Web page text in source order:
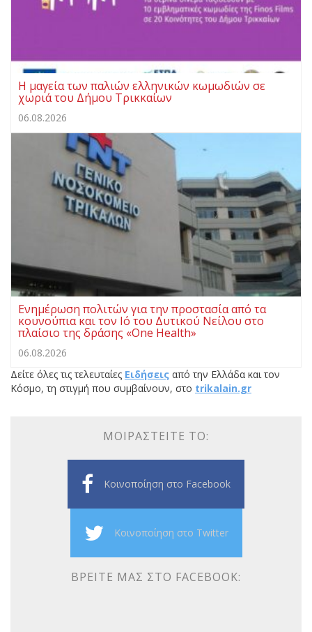
Η μαγεία των παλιών ελληνικών κωμωδιών σε
χωριά του Δήμου Τρικκαίων
06.08.2026
Ενημέρωση πολιτών για την προστασία από τα
κουνούπια και τον Ιό του Δυτικού Νείλου στο
πλαίσιο της δράσης «One Health»
06.08.2026
Δείτε όλες τις τελευταίες Ειδήσεις από την Ελλάδα και τον
Κόσμο, τη στιγμή που συμβαίνουν, στο trikalain.gr
ΜΟΙΡΑΣΤΕΊΤΕ ΤΟ:
Κοινοποίηση στο Facebook
Κοινοποίηση στο Twitter
ΒΡΕΊΤΕ ΜΑΣ ΣΤΟ FACEBOOK: